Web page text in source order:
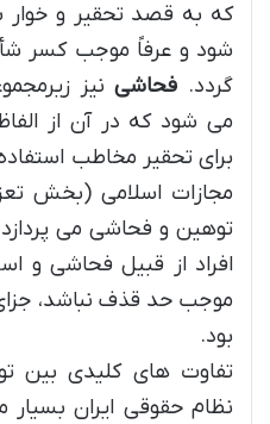
که به قصد تحقیر و
شود و عرفاً موجب کسر
گردد. فحاشینیز
می شود که در آن از
مجازات اسلامی (بخش
توهین و فحاشی می
افراد از قبیل فحاشی و
موجب حد قذف نباشد،
بود.
تفاوت های کلیدی بین
نظام حقوقی ایران